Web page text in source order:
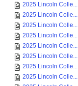
2025 Lincoln Colle...
2025 Lincoln Colle...
2025 Lincoln Colle...
2025 Lincoln Colle...
2025 Lincoln Colle...
2025 Lincoln Colle...
2025 Lincoln Colle...
2025 Lincoln Colle...